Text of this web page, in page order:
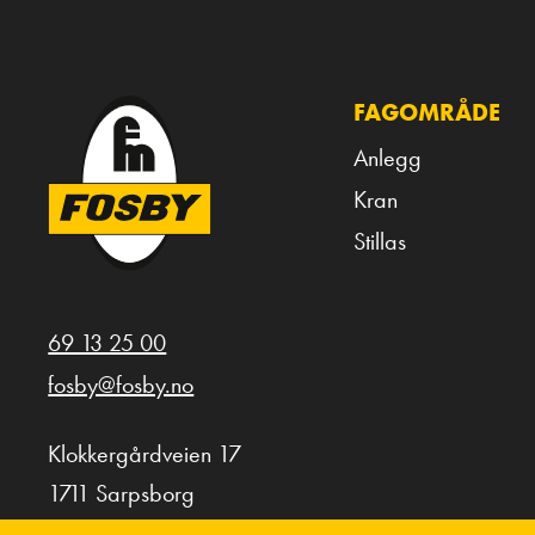
69 13 25 00
fosby@fosby.no
Klokkergårdveien 17
1711 Sarpsborg
FAGOMRÅDE
Anlegg
Kran
Stillas